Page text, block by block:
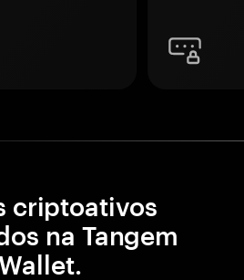
criptoativos
na Tangem